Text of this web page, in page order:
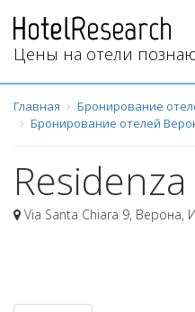
Цены на отели
Главная
Бронирование
Бронирование отелей
Via Santa Chiara 9, Верона,